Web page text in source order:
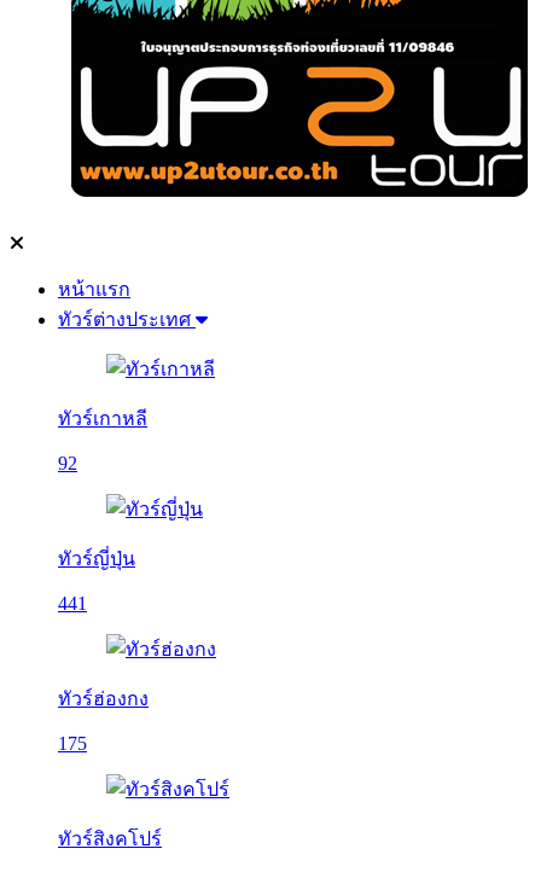
หน้าแรก
ทัวร์ต่างประเทศ
ทัวร์เกาหลี
92
ทัวร์ญี่ปุ่น
441
ทัวร์ฮ่องกง
175
ทัวร์สิงคโปร์